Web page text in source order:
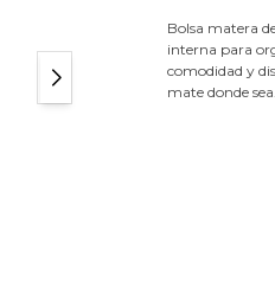
Bolsa matera
interna para
comodidad y
mate donde sea.